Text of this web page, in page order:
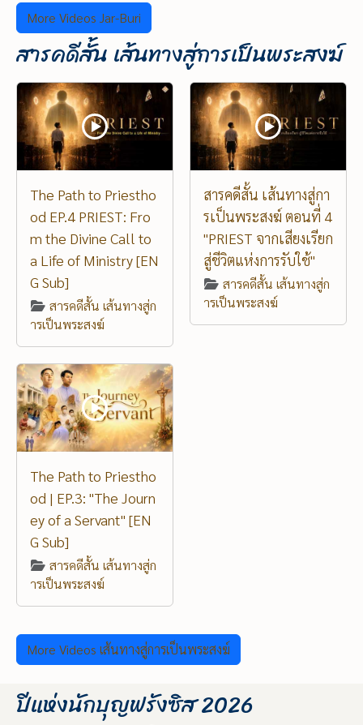
More Videos Jar-Buri
สารคดีสั้น เส้นทางสู่การเป็นพระสงฆ์
The Path to Priestho
od EP.4 PRIEST: Fro
m the Divine Call to
a Life of Ministry [EN
G Sub]
สารคดีสั้น เส้นทางสู่ก
ารเป็นพระสงฆ์
สารคดีสั้น เส้นทางสู่กา
รเป็นพระสงฆ์ ตอนที่ 4
"PRIEST จากเสียงเรียก
สู่ชีวิตแห่งการรับใช้"
สารคดีสั้น เส้นทางสู่ก
ารเป็นพระสงฆ์
The Path to Priestho
od | EP.3: "The Journ
ey of a Servant" [EN
G Sub]
สารคดีสั้น เส้นทางสู่ก
ารเป็นพระสงฆ์
More Videos เส้นทางสู่การเป็นพระสงฆ์
ปีแห่งนักบุญฟรังซิส 2026